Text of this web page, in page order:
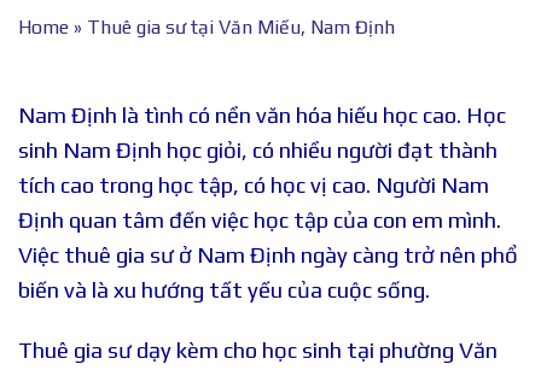
Home » Thuê gia sư tại Văn Miếu, Nam Định
Nam Định là tình có nền văn hóa hiếu học cao. Học
sinh Nam Định học giỏi, có nhiều người đạt thành
tích cao trong học tập, có học vị cao. Người Nam
Định quan tâm đến việc học tập của con em mình.
Việc thuê gia sư ở Nam Định ngày càng trở nên phổ
biến và là xu hướng tất yếu của cuộc sống.
Thuê gia sư dạy kèm cho học sinh tại phường Văn